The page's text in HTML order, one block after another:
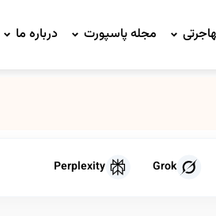
مجله پاسپورت درباره ما
Grok
Perplexity